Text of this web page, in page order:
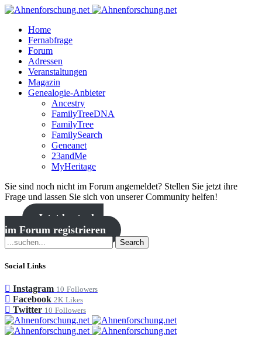
Home
Fernabfrage
Forum
Adressen
Veranstaltungen
Magazin
Genealogie-Anbieter
Ancestry
FamilyTreeDNA
FamilyTree
FamilySearch
Geneanet
23andMe
MyHeritage
Sie sind noch nicht im Forum angemeldet? Stellen Sie jetzt ihre
Frage und lassen Sie sich von unserer Community helfen!
Jetzt kostenlos
im Forum registrieren
Search
Social Links
Instagram 10 Followers
Facebook 2K Likes
Twitter 10 Followers